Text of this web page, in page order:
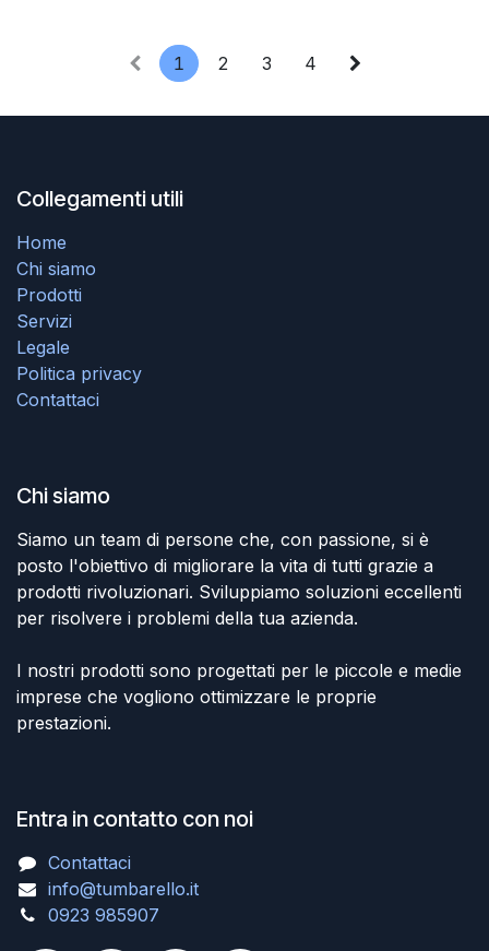
1 2 3 4
Collegamenti utili
Home
Chi siamo
Prodotti
Servizi
Legale
Politica privacy
Contattaci
Chi siamo
Siamo un team di persone che, con passione, si è
posto l'obiettivo di migliorare la vita di tutti grazie a
prodotti rivoluzionari. Sviluppiamo soluzioni eccellenti
per risolvere i problemi della tua azienda.
I nostri prodotti sono progettati per le piccole e medie
imprese che vogliono ottimizzare le proprie
prestazioni.
Entra in contatto con noi
Contattaci
info@tumbarello.it
0923 985907